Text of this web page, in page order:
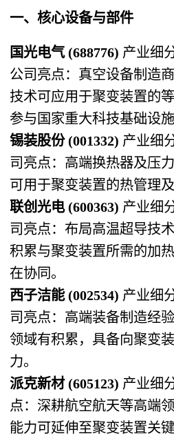
一、核心设备与部件
国光电气 (688776)​ 产业细
公司亮点：真空设备制造
技术可应用于聚变装置的
参与国家重大科技基础设施
锡装股份 (001332)​ 产业细
司亮点：高端换热器及压
可用于聚变装置的热管理
联创光电 (600363)​ 产业细
司亮点：布局高温超导技
积累与聚变装置所需的加
在协同。
西子洁能 (002534)​ 产业细
司亮点：高端装备制造经
领域有积累，具备向聚变
力。
派克新材 (605123)​ 产业细
点：深耕航空航天等高端
能力可延伸至聚变装置关